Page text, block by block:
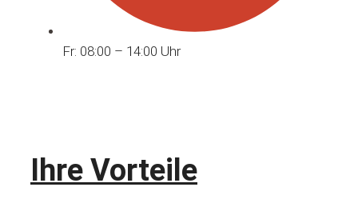
Fr: 08:00 – 14:00 Uhr
Ihre Vorteile